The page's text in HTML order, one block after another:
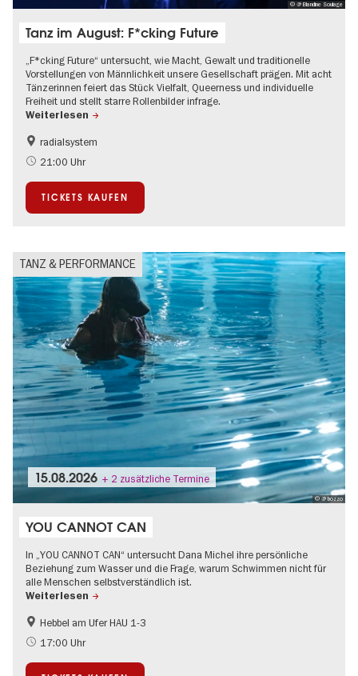
© @ Blandine Soulage
Tanz im August: F*cking Future
„F*cking Future“ untersucht, wie Macht, Gewalt und traditionelle
Vorstellungen von Männlichkeit unsere Gesellschaft prägen. Mit acht
Tänzerinnen feiert das Stück Vielfalt, Queerness und individuelle
Freiheit und stellt starre Rollenbilder infrage.
Weiterlesen
International
Kultursommer
radialsystem
21:00 Uhr
TICKETS KAUFEN
TANZ & PERFORMANCE
© @ bozzo
15.08.2026 + 2 zusätzliche Termine
YOU CANNOT CAN
In „YOU CANNOT CAN“ untersucht Dana Michel ihre persönliche
Beziehung zum Wasser und die Frage, warum Schwimmen nicht für
alle Menschen selbstverständlich ist.
Weiterlesen
International
Teenager
Hebbel am Ufer HAU 1-3
17:00 Uhr